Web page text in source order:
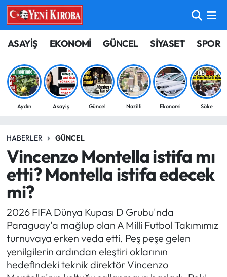
ASAYİŞ EKONOMİ GÜNCEL SİYASET SPOR
Aydın Asayiş Güncel Nazilli Ekonomi Söke
HABERLER GÜNCEL
Vincenzo Montella istifa mı
etti? Montella istifa edecek
mi?
2026 FIFA Dünya Kupası D Grubu'nda
Paraguay'a mağlup olan A Milli Futbol Takımımız
turnuvaya erken veda etti. Peş peşe gelen
yenilgilerin ardından eleştiri oklarının
hedefindeki teknik direktör Vincenzo
ASAYİŞ
BİLİM-TEKNOLOJİ
ÇEVRE
EĞİTİM
EKONOMİ
GÜNCEL
GÜNDEM
MAGAZİN
SAĞLIK
Aydın Nöbetçi Eczaneler
Aydın Hava Durumu
Aydin Namaz Vakitleri
Süper Lig Puan Durumu ve Fikstür
Tüm Manşetler
Son Dakika Haberleri
Haber Arşivi